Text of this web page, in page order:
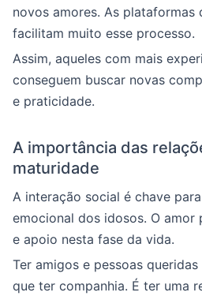
novos amores. As plataformas
facilitam muito esse processo.
Assim, aqueles com mais
conseguem buscar novas
e praticidade.
A importância das
maturidade
A interação social é chave
emocional dos idosos. O
e apoio nesta fase da vida.
Ter amigos e pessoas
que ter companhia. É ter uma